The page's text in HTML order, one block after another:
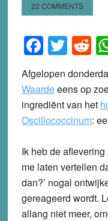
22 COMMENTS
Afgelopen
Waardeeens op
ingrediënt van het
Oscillococcinum:
Ik heb de
me laten vertellen
dan?’ nogal
gereageerd wordt.
allang niet meer,